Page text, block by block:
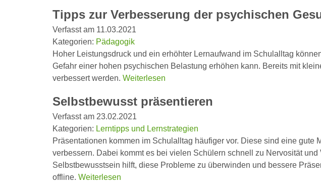
Tipps zur Verbesserung der psychischen
Verfasst am 11.03.2021
Kategorien: Pädagogik
Hoher Leistungsdruck und ein erhöhter Lernaufwand im Schulalltag
Gefahr einer hohen psychischen Belastung erhöhen kann. Bereits mit
verbessert werden. Weiterlesen
Selbstbewusst präsentieren
Verfasst am 23.02.2021
Kategorien: Lerntipps und Lernstrategien
Präsentationen kommen im Schulalltag häufiger vor. Diese sind eine gute
verbessern. Dabei kommt es bei vielen Schülern schnell zu Nervosität
Selbstbewusstsein hilft, diese Probleme zu überwinden und bessere
offline. Weiterlesen